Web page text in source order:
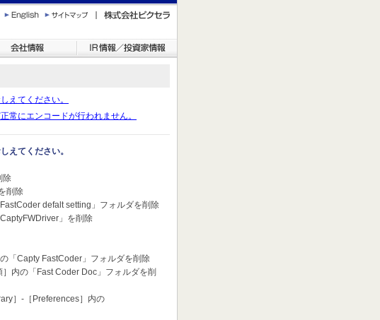
えてください。
常にエンコードが行われません。
えてください。
除
削除
defalt setting」フォルダを削除
」を削除
「Capty FastCoder」フォルダを削除
内の「Fast Coder Doc」フォルダを削
］-［Preferences］内の